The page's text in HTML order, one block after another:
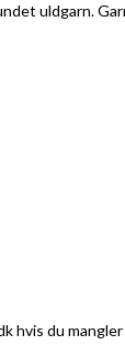
uldgarn.
hvis du